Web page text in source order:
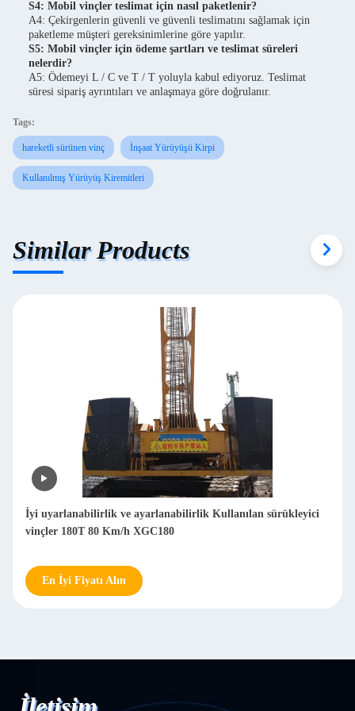
S4: Mobil vinçler teslimat için nasıl paketlenir?
A4: Çekirgenlerin güvenli ve güvenli teslimatını sağlamak için
paketleme müşteri gereksinimlerine göre yapılır.
S5: Mobil vinçler için ödeme şartları ve teslimat süreleri
nelerdir?
A5: Ödemeyi L / C ve T / T yoluyla kabul ediyoruz. Teslimat
süresi sipariş ayrıntıları ve anlaşmaya göre doğrulanır.
Tags:
hareketli sürünen vinç İnşaat Yürüyüşü Kirpi
Kullanılmış Yürüyüş Kiremitleri
Similar Products
İyi uyarlanabilirlik ve ayarlanabilirlik Kullanılan sürükleyici
vinçler 180T 80 Km/h XGC180
En İyi Fiyatı Alın